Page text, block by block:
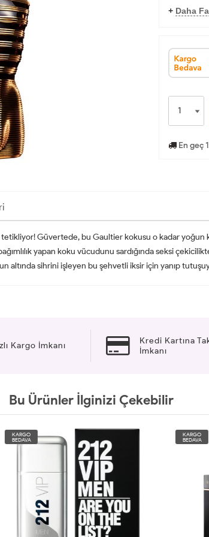
+ Daha
En geç
Güvertede, bu Gaultier kokusu o kadar yoğun
yapan koku vücudunu sardığında seksi
altında sihrini işleyen bu şehvetli iksir için yanıp
Kargo İmkanı
Kredi Kartına
İmkanı
Bu Ürünler İlginizi Çekebilir